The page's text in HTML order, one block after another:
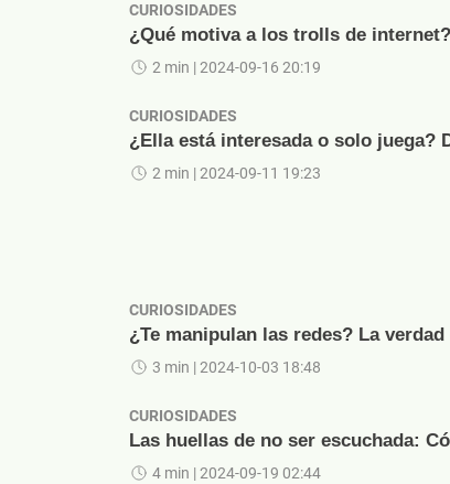
CURIOSIDADES
¿Qué motiva a los trolls de
2 min | 2024-09-16 20:19
CURIOSIDADES
¿Ella está interesada o solo juega?
2 min | 2024-09-11 19:23
CURIOSIDADES
¿Te manipulan las redes? La
3 min | 2024-10-03 18:48
CURIOSIDADES
Las huellas de no ser escuchada:
4 min | 2024-09-19 02:44